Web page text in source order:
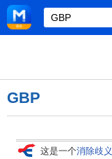
GBP
这是一个消除歧义